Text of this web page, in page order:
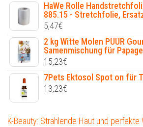
HaWe Rolle
885.15 - Stretchfolie,
5,47€
2 kg Witte Molen PUUR
Samenmischung für
15,23€
7Pets Ektosol Spot on für
13,23€
K-Beauty: Strahlende Haut und perfekte